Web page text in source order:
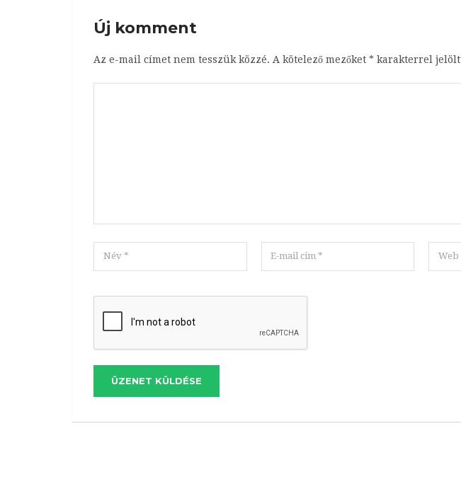
Új komment
Az e-mail címet nem tesszük közzé. A kötelező mezőket * karakterrel
ÜZENET KÜLDÉSE